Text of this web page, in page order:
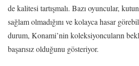
de kalitesi tartışmalı. Bazı oyuncular,
sağlam olmadığını ve kolayca hasar
durum, Konami’nin koleksiyoncuların
başarısız olduğunu gösteriyor.